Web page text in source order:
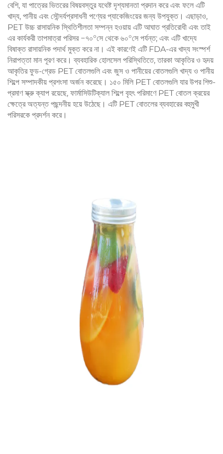
বেশি, যা পাত্রের ভিতরের বিষয়বস্তুর যথেষ্ট দৃশ্যমানতা প্রদান করে এবং ফলে এটি
খাদ্য, পানীয় এবং সৌন্দর্যপ্রসাধনী পণ্যের প্যাকেজিংয়ের জন্য উপযুক্ত। এছাড়াও,
PET উচ্চ রাসায়নিক স্থিতিশীলতা সম্পন্ন হওয়ায় এটি আঘাত প্রতিরোধী এবং তাই
এর কার্যকরী তাপমাত্রা পরিসর −৭০°সে থেকে ৬০°সে পর্যন্ত; এবং এটি খাদ্যে
বিষাক্ত রাসায়নিক পদার্থ মুক্ত করে না। এই কারণেই এটি FDA-এর খাদ্য সংস্পর্শ
নিরাপত্তা মান পূরণ করে। ব্যবহারিক হোলসেল পরিস্থিতিতে, তারকা আকৃতির ও হৃদয়
আকৃতির ফুড-গ্রেড PET বোতলগুলি এবং জুস ও পানীয়ের বোতলগুলি খাদ্য ও পানীয়
শিল্পে সম্পাদকীয় প্রশংসা অর্জন করেছে। ১৫০ মিলি PET বোতলগুলি যার উপর শিশু-
প্রমাণ স্ক্রু ক্যাপ রয়েছে, ফার্মাসিউটিক্যাল শিল্পে বৃহৎ পরিমাণে PET বোতল ক্রয়ের
ক্ষেত্রে অত্যন্ত পছন্দনীয় হয়ে উঠেছে। এটি PET বোতলের ব্যবহারের বহুমুখী
পরিসরকে প্রদর্শন করে।